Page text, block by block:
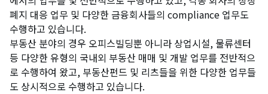
폐지 대응 업무 및 다양한 금융회사들의 compliance 업무도
수행하고 있습니다.
부동산 분야의 경우 오피스빌딩뿐 아니라 상업시설, 물류센터
등 다양한 유형의 국내외 부동산 매매 및 개발 업무를 전반적으
로 수행하여 왔고, 부동산펀드 및 리츠들을 위한 다양한 업무들
도 상시적으로 수행하고 있습니다.